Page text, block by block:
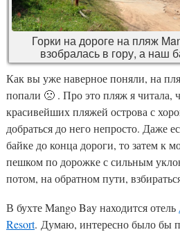
Горки на дороге на пляж
взобралась в гору, а наш
Как вы уже наверное поняли, на
попали 🙁 . Про это пляж я читала,
красивейших пляжей острова с
добраться до него непросто. Даже
байке до конца дороги, то затем к
пешком по дорожке с сильным
потом, на обратном пути,
В бухте Mango Bay находится отель
Resort. Думаю, интересно было бы